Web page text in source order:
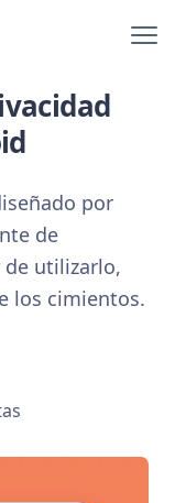
por
de
de utilizarlo,
los cimientos.